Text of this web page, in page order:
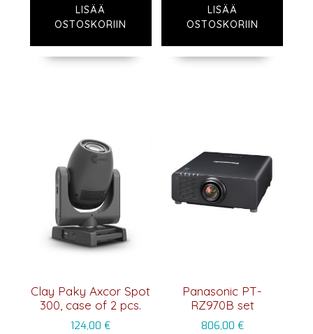
LISÄÄ
OSTOSKORIIN
LISÄÄ
OSTOSKORIIN
Clay Paky Axcor Spot
300, case of 2 pcs.
124,00€
Panasonic PT-
RZ970B set
806,00 €